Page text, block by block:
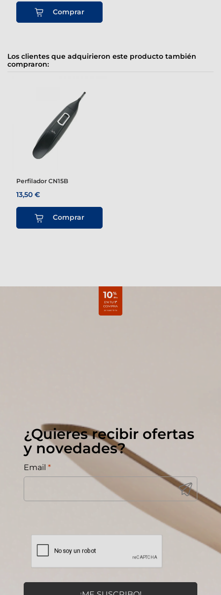
Comprar
Los clientes que adquirieron este producto también
compraron:
Perfilador CN15B
13,50 €
Comprar
¿Quieres recibir ofertas
y novedades?
Email *